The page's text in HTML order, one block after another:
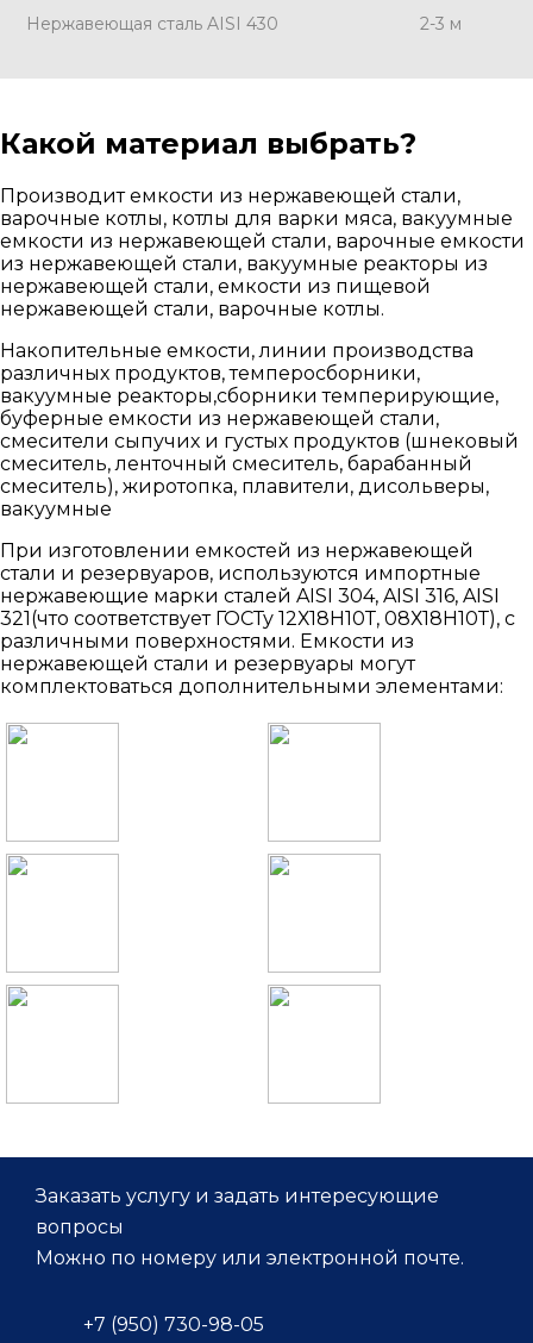
Нержавеющая сталь AISI 430 2-3 м
Какой материал выбрать?
Производит емкости из нержавеющей стали,
варочные котлы, котлы для варки мяса, вакуумные
емкости из нержавеющей стали, варочные емкости
из нержавеющей стали, вакуумные реакторы из
нержавеющей стали, емкости из пищевой
нержавеющей стали, варочные котлы.
Накопительные емкости, линии производства
различных продуктов, темперосборники,
вакуумные реакторы,сборники темперирующие,
буферные емкости из нержавеющей стали,
смесители сыпучих и густых продуктов (шнековый
смеситель, ленточный смеситель, барабанный
смеситель), жиротопка, плавители, дисольверы,
вакуумные
При изготовлении емкостей из нержавеющей
стали и резервуаров, используются импортные
нержавеющие марки сталей AISI 304, AISI 316, AISI
321(что соответствует ГОСТу 12Х18Н10Т, 08Х18Н10Т), с
различными поверхностями. Емкости из
нержавеющей стали и резервуары могут
комплектоваться дополнительными элементами:
Заказать услугу и задать интересующие
вопросы
Можно по номеру или электронной почте.
+7 (950) 730-98-05